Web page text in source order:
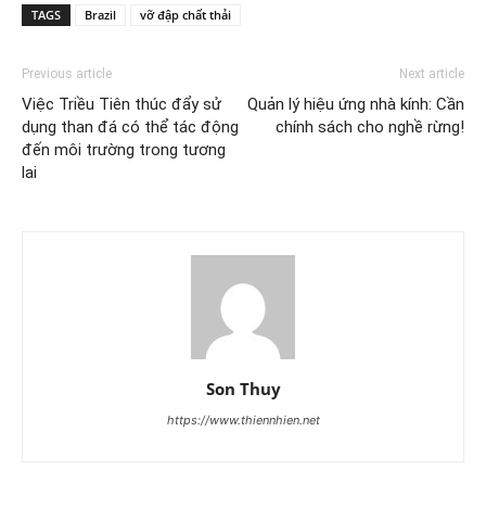
TAGS Brazil vỡ đập chất thải
Previous article
Việc Triều Tiên thúc đẩy sử
dụng than đá có thể tác động
đến môi trường trong tương
lai
Next article
Quản lý hiệu ứng nhà kính: Cần
chính sách cho nghề rừng!
Son Thuy
https://www.thiennhien.net